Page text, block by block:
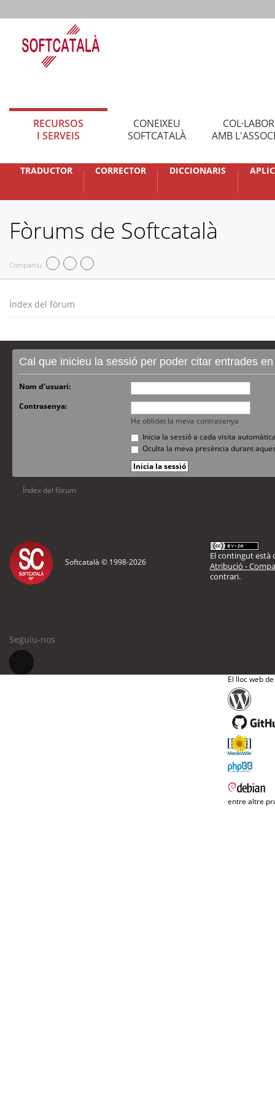
RECURSOS
I SERVEIS
CONEIXEU
SOFTCATALÀ
AMB
TRADUCTOR CORRECTOR DICCIONARIS
Fòrums de Softcatalà
Compartiu
Índex del fòrum
Cal que inicieu la sessió per poder citar entrades
Nom d’usuari:
Contrasenya:
He oblidat la meva contrasenya
Inicia la sessió a cada visita
Oculta la meva presència durant
Índex del fòrum
Softcatalà © 1998-2026
El contingut està
Atribució -
contrari.
Seguiu-nos
El lloc web
entre altre